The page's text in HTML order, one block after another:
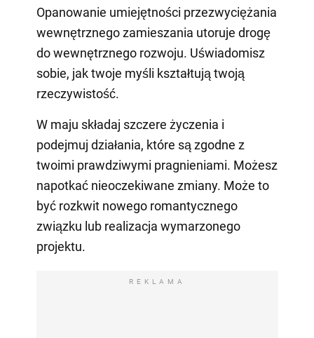
Opanowanie umiejętności przezwyciężania
wewnętrznego zamieszania utoruje drogę
do wewnętrznego rozwoju. Uświadomisz
sobie, jak twoje myśli kształtują twoją
rzeczywistość.
W maju składaj szczere życzenia i
podejmuj działania, które są zgodne z
twoimi prawdziwymi pragnieniami. Możesz
napotkać nieoczekiwane zmiany. Może to
być rozkwit nowego romantycznego
związku lub realizacja wymarzonego
projektu.
REKLAMA